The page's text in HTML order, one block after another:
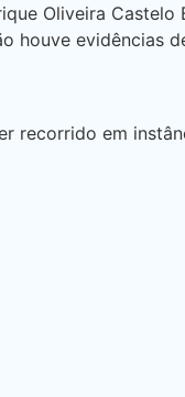
Oliveira
houve evidências
recorrido em